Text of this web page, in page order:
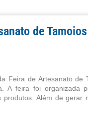
de Tamoios
Feira de Artesanato de
A feira foi organizada
Além de gerar